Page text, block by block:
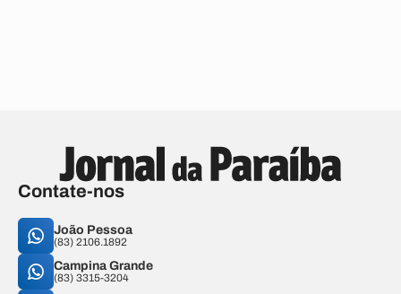
Contate-nos
João Pessoa
(83) 2106.1892
Campina Grande
(83) 3315-3204